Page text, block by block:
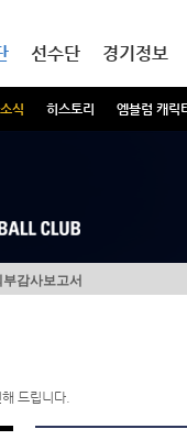
식 히스토리 엠블럼 캐릭
선수단 경기정보
부감사보고서
드립니다.